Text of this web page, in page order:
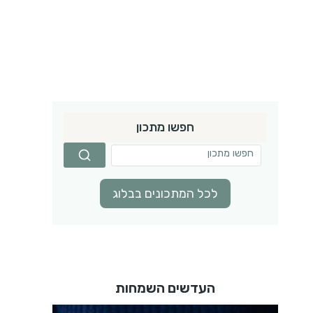
חפשו מתכון
לכל המתכונים בבלוג
העדשים השמחות